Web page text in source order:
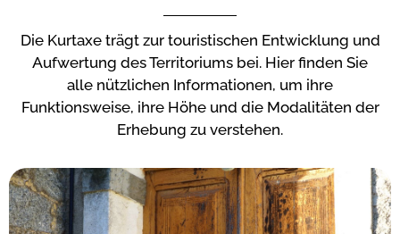
Die Kurtaxe trägt zur touristischen Entwicklung und
Aufwertung des Territoriums bei. Hier finden Sie
alle nützlichen Informationen, um ihre
Funktionsweise, ihre Höhe und die Modalitäten der
Erhebung zu verstehen.